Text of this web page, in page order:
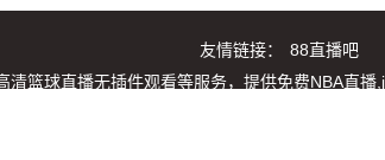
友情链接：
88直播吧
篮球直播无插件观看等服务，提供免费NBA直